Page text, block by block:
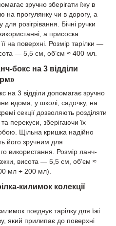
зручно зберігати їжу в
на прогулянку чи в дорогу, а
розігрівання. Бічні ручки
а присоска
на поверхні. Розмір тарілки —
— 5,5 см, об’єм ≈ 400 мл.
бокс на 3 відділи
на 3 відділи допомагає зручно
вдома, у школі, садочку, на
секції дозволяють розділяти
перекуси, зберігаючи їх
Щільна кришка надійно
його зручним для
використання. Розмір ланч-
висота — 5,5 см, об’єм ≈
мл + 200 мл).
килимок колекції
поєднує тарілку для їжі
який прилипає до поверхні